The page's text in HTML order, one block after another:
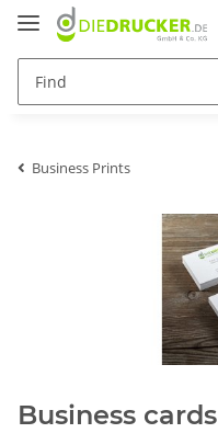
Business Prints
Business cards